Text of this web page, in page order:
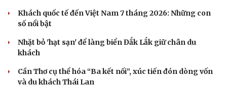
Khách quốc tế đến Việt Nam 7 tháng 2026: Những con
số nổi bật
Nhặt bỏ 'hạt sạn' để làng biển Đắk Lắk giữ chân du
khách
Cần Thơ cụ thể hóa “Ba kết nối”, xúc tiến đón dòng vốn
và du khách Thái Lan